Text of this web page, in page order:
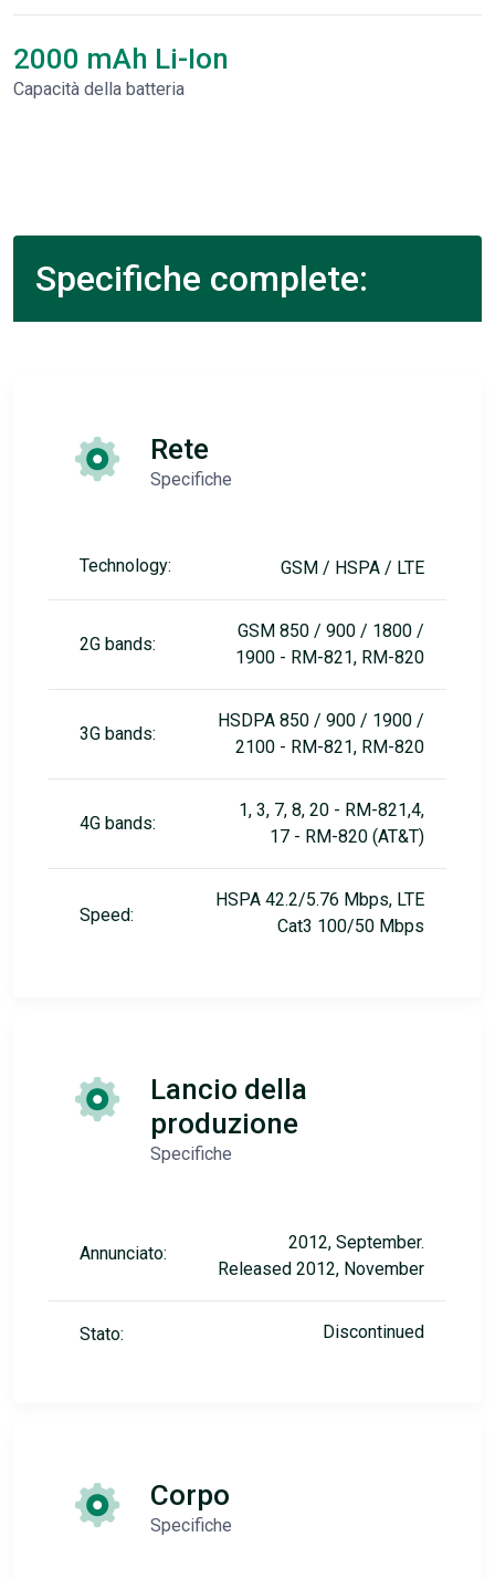
2000 mAh Li-Ion
Capacità della batteria
Specifiche complete:
Rete
Specifiche
Technology: GSM / HSPA / LTE
2G bands:
GSM 850 / 900 / 1800 /
1900 - RM-821, RM-820
3G bands:
HSDPA 850 / 900 / 1900 /
2100 - RM-821, RM-820
4G bands:
1, 3, 7, 8, 20 - RM-821,4,
17 - RM-820 (AT&T)
Speed:
HSPA 42.2/5.76 Mbps, LTE
Cat3 100/50 Mbps
Lancio della
produzione
Specifiche
Annunciato:
2012, September.
Released 2012, November
Stato: Discontinued
Corpo
Specifiche